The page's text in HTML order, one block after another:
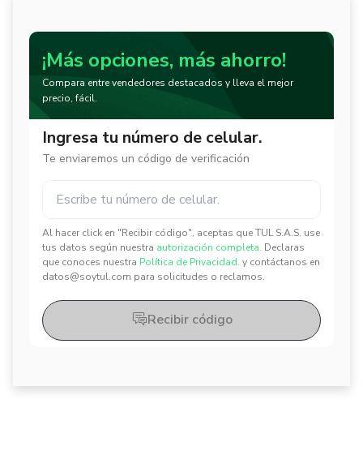
¡Más opciones, más ahorro!
Compara entre vendedores destacados y lleva el mejor
precio, fácil.
Ingresa tu número de celular.
Te enviaremos un código de verificación
Al hacer click en "Recibir código", aceptas que TUL S.A.S. use
tus datos según nuestra autorización completa. Declaras
que conoces nuestra Política de Privacidad. y contáctanos en
datos@soytul.com para solicitudes o reclamos.
✕
✕
Recibir código